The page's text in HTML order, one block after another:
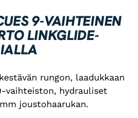
9-VAIHTEINEN
LINKGLIDE-
rungon, laadukkaan
vaihteiston, hydrauliset
joustohaarukan.